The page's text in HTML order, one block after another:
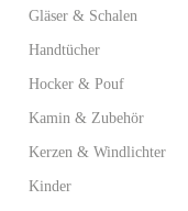
Gläser & Schalen
Handtücher
Hocker & Pouf
Kamin & Zubehör
Kerzen & Windlichter
Kinder